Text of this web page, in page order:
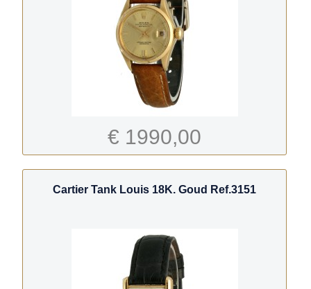
€ 1990,00
Cartier Tank Louis 18K. Goud Ref.3151